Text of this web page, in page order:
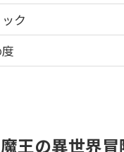
ク
王の異世界